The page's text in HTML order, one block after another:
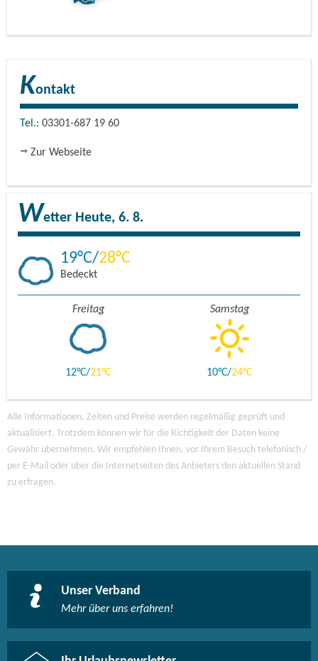
Kontakt
Tel.: 03301-687 19 60
Zur Webseite
Wetter Heute, 6. 8.
19 28
Bedeckt
Freitag
12 21
Samstag
10 24
Alle Informationen, Zeiten und Preise werden regelmäßig geprüft und
aktualisiert. Trotzdem können wir für die Richtigkeit der Daten keine
Gewähr übernehmen. Wir empfehlen Ihnen, vor Ihrem Besuch telefonisch /
per E-Mail oder über die Internetseiten des Anbieters den aktuellen Stand
zu erfragen.
Unser Verband
Mehr über uns erfahren!